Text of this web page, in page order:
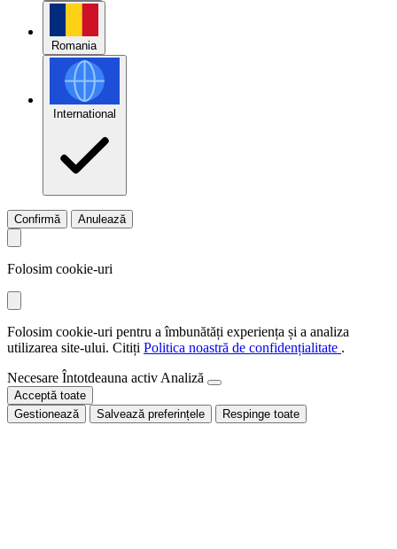
Romania
International
Confirmă Anulează
Folosim cookie-uri
Folosim cookie-uri pentru a îmbunătăți experiența și a analiza
utilizarea site-ului. Citiți Politica noastră de confidențialitate .
Necesare Întotdeauna activ Analiză
Acceptă toate
Gestionează
Salvează preferințele Respinge toate